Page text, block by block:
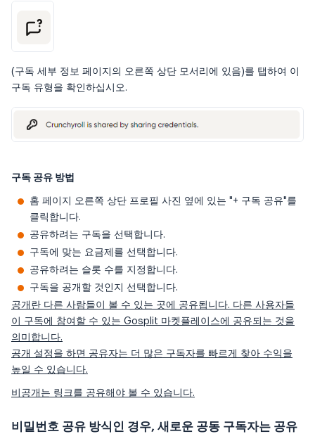
(구독 세부 정보 페이지의 오른쪽 상단 모서리에 있음)를 탭하여 이
구독 유형을 확인하십시오.
구독 공유 방법
홈 페이지 오른쪽 상단 프로필 사진 옆에 있는 "+ 구독 공유"를
클릭합니다.
공유하려는 구독을 선택합니다.
구독에 맞는 요금제를 선택합니다.
공유하려는 슬롯 수를 지정합니다.
구독을 공개할 것인지 선택합니다.
공개란 다른 사람들이 볼 수 있는 곳에 공유됩니다. 다른 사용자들
이 구독에 참여할 수 있는 Gosplit 마켓플레이스에 공유되는 것을
의미합니다.
공개 설정을 하면 공유자는 더 많은 구독자를 빠르게 찾아 수익을
높일 수 있습니다.
비공개는 링크를 공유해야 볼 수 있습니다.
비밀번호 공유 방식인 경우, 새로운 공동 구독자는 공유